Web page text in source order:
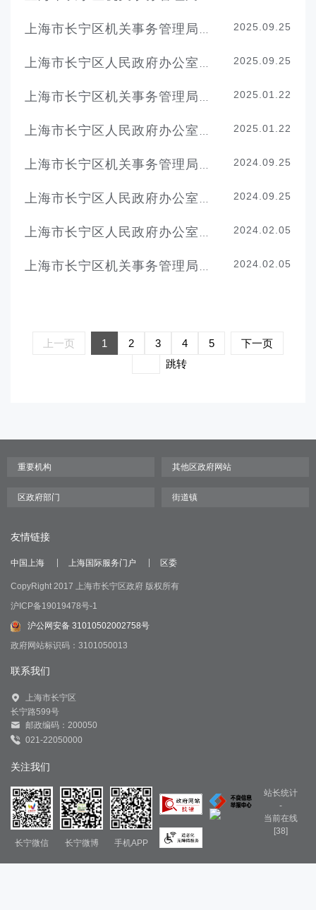
2025.09.25
2025.09.25
2025.01.22
2025.01.22
2024.09.25
2024.09.25
2024.02.05
2024.02.05
上一页 1 2 3 4 5
下一页
跳转
友情链接
中国上海 上海国际服务门户 区委
CopyRight 2017 上海市长宁区政府 版权所有
沪ICP备19019478号-1
沪公网安备 31010502002758号
政府网站标识码：3101050013
联系我们
上海市长宁区
长宁路599号
邮政编码：200050
021-22050000
关注我们
长宁微信 长宁微博 手机APP
站长统计
-
当前在线
[38]